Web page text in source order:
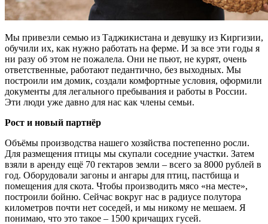
Мы привезли семью из Таджикистана и девушку из Киргизии,
обучили их, как нужно работать на ферме. И за все эти годы я
ни разу об этом не пожалела. Они не пьют, не курят, очень
ответственные, работают педантично, без выходных. Мы
построили им домик, создали комфортные условия, оформили
документы для легального пребывания и работы в России.
Эти люди уже давно для нас как члены семьи.
Рост и новый партнёр
Объёмы производства нашего хозяйства постепенно росли.
Для размещения птицы мы скупали соседние участки. Затем
взяли в аренду ещё 70 гектаров земли – всего за 8000 рублей в
год. Оборудовали загоны и ангары для птиц, пастбища и
помещения для скота. Чтобы производить мясо «на месте»,
построили бойню. Сейчас вокруг нас в радиусе полутора
километров почти нет соседей, и мы никому не мешаем. Я
понимаю, что это такое – 1500 кричащих гусей.